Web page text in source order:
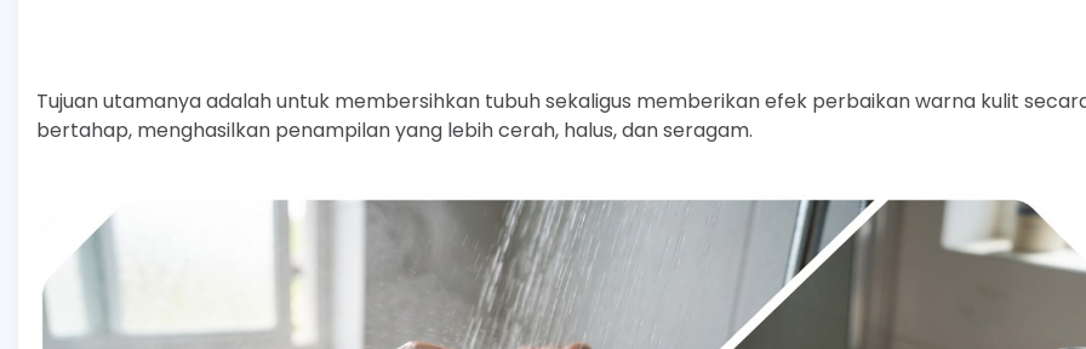
Tujuan utamanya adalah untuk membersihkan tubuh sekaligus memberikan efek perbaikan warna kulit
bertahap, menghasilkan penampilan yang lebih cerah, halus, dan seragam.